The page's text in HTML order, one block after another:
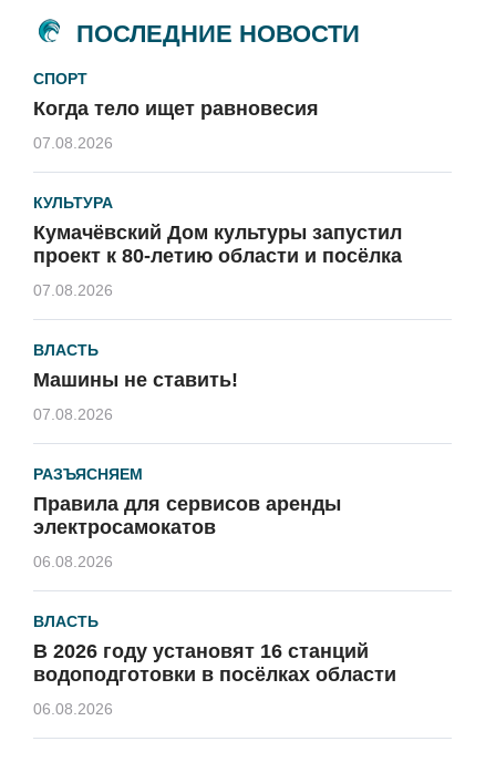
ПОСЛЕДНИЕ НОВОСТИ
СПОРТ
Когда тело ищет равновесия
07.08.2026
КУЛЬТУРА
Кумачёвский Дом культуры запустил
проект к 80-летию области и посёлка
07.08.2026
ВЛАСТЬ
Машины не ставить!
07.08.2026
РАЗЪЯСНЯЕМ
Правила для сервисов аренды
электросамокатов
06.08.2026
ВЛАСТЬ
В 2026 году установят 16 станций
водоподготовки в посёлках области
06.08.2026